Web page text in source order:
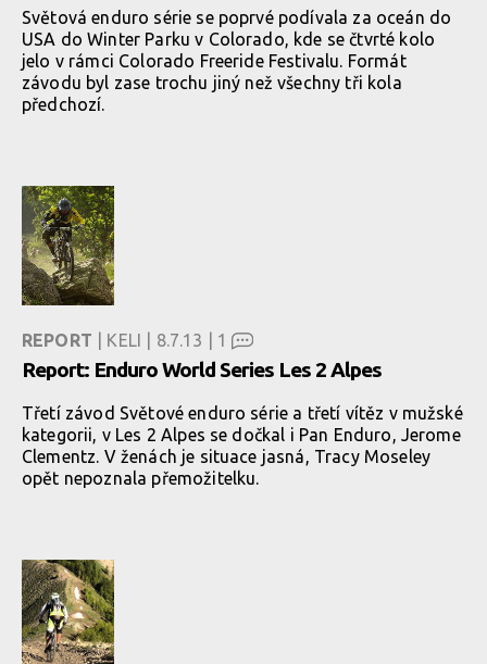
Světová enduro série se poprvé podívala za oceán do
USA do Winter Parku v Colorado, kde se čtvrté kolo
jelo v rámci Colorado Freeride Festivalu. Formát
závodu byl zase trochu jiný než všechny tři kola
předchozí.
REPORT | KELI | 8.7.13 | 1
Report: Enduro World Series Les 2 Alpes
Třetí závod Světové enduro série a třetí vítěz v mužské
kategorii, v Les 2 Alpes se dočkal i Pan Enduro, Jerome
Clementz. V ženách je situace jasná, Tracy Moseley
opět nepoznala přemožitelku.